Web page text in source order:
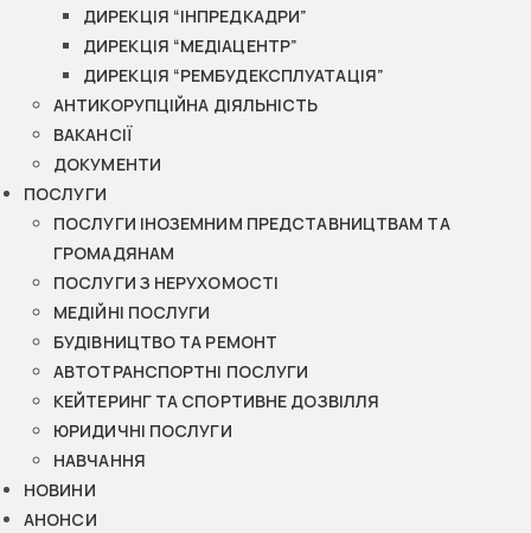
ДИРЕКЦІЯ “ІНПРЕДКАДРИ”
ДИРЕКЦІЯ “МЕДІАЦЕНТР”
ДИРЕКЦІЯ “РЕМБУДЕКСПЛУАТАЦІЯ”
АНТИКОРУПЦІЙНА ДІЯЛЬНІСТЬ
ВАКАНСІЇ
ДОКУМЕНТИ
ПОСЛУГИ
ПОСЛУГИ ІНОЗЕМНИМ ПРЕДСТАВНИЦТВАМ ТА
ГРОМАДЯНАМ
ПОСЛУГИ З НЕРУХОМОСТІ
МЕДІЙНІ ПОСЛУГИ
БУДІВНИЦТВО ТА РЕМОНТ
АВТОТРАНСПОРТНІ ПОСЛУГИ
КЕЙТЕРИНГ ТА СПОРТИВНЕ ДОЗВІЛЛЯ
ЮРИДИЧНІ ПОСЛУГИ
НАВЧАННЯ
НОВИНИ
АНОНСИ